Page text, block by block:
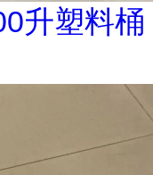
升塑料桶